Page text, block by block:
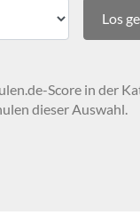
Los
Score in der
dieser Auswahl.